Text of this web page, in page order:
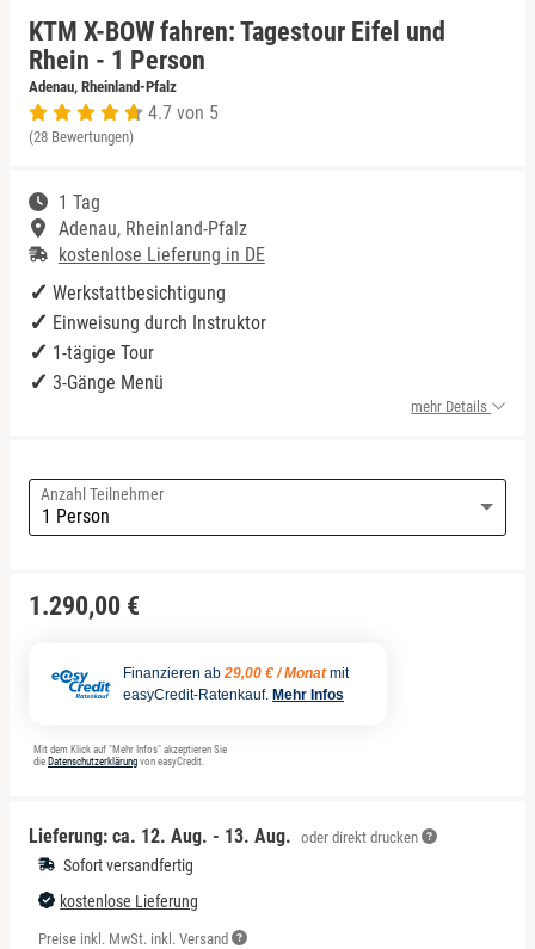
KTM X-BOW fahren: Tagestour Eifel und
Rhein - 1 Person
Adenau, Rheinland-Pfalz
4.7 von 5
(28 Bewertungen)
1 Tag
Adenau, Rheinland-Pfalz
kostenlose Lieferung in DE
Werkstattbesichtigung
Einweisung durch Instruktor
1-tägige Tour
3-Gänge Menü
mehr Details
Anzahl Teilnehmer
1.290,00 €
Finanzieren ab 29,00 € / Monat mit
easyCredit-Ratenkauf. Mehr Infos
Mit dem Klick auf "Mehr Infos" akzeptieren Sie
die Datenschutzerklärung von easyCredit.
Lieferung: ca. 12. Aug. - 13. Aug. oder direkt drucken
Sofort versandfertig
kostenlose Lieferung
Preise inkl. MwSt. inkl. Versand
Niedersachsen
NRW
Saarland
Sachsen
Sachsen-Anhalt
Thüringen
Eisenach
Erfurt
Fulda
Gelsenkirchen
Gera
Kassel
Koblenz
Leipzig
Rosenheim
Wuppertal